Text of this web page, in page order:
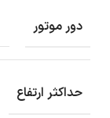
دور موتور
حداکثر ارتفاع